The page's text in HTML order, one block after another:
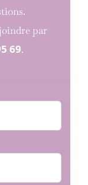
par
69.